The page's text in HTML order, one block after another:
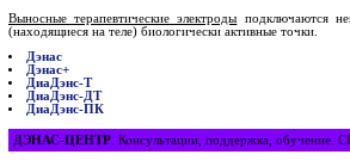
Выносные терапевтические электроды подключаются
(находящиеся на теле) биологически активные точки.
Дэнас
Дэнас+
ДиаДэнс-Т
ДиаДэнс-ДТ
ДиаДэнс-ПК
ДЭНАС-ЦЕНТР . Консультации, поддержка, обучение.